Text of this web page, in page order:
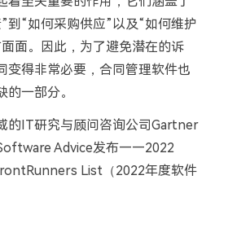
到“如何采购供应”以及“如何维护
面。因此，为了避免潜在的诉
变得非常必要，合同管理软件也
一部分。
的IT研究与顾问咨询公司Gartner
Advice发布——2022
List（2022年度软件